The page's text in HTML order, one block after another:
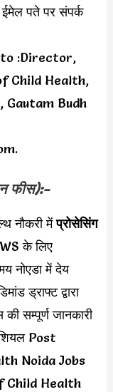
पते पर संपर्क
:Director,
Child Health,
Gautam Budh
.
फीस):-
नौकरी मेंप्रोसेसिंग
के लिए
नोएडा में देय
ड्राफ्ट द्वारा
सम्पूर्ण जानकारी
Post
Noida Jobs
Child Health